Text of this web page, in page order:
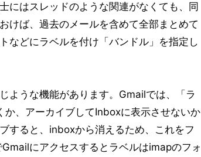
にはスレッドのような関連がなくても、同
けば、過去のメールを含めて全部まとめて
などにラベルを付け「バンドル」を指定し
ような機能があります。Gmailでは、「ラ
、アーカイブしてInboxに表示させないか
すると、inboxから消えるため、これをフ
にアクセスするとラベルはimapのフォ